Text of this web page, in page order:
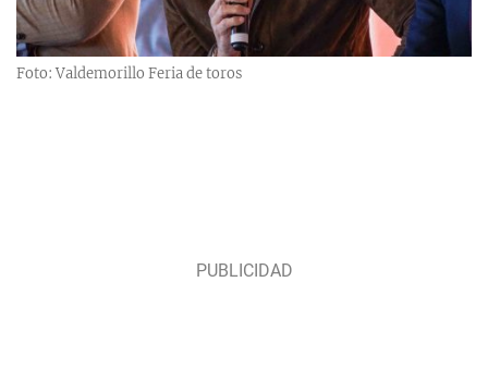
Foto: Valdemorillo Feria de toros